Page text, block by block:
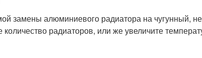
замены алюминиевого радиатора на чугунный,
количество радиаторов, или же увеличите